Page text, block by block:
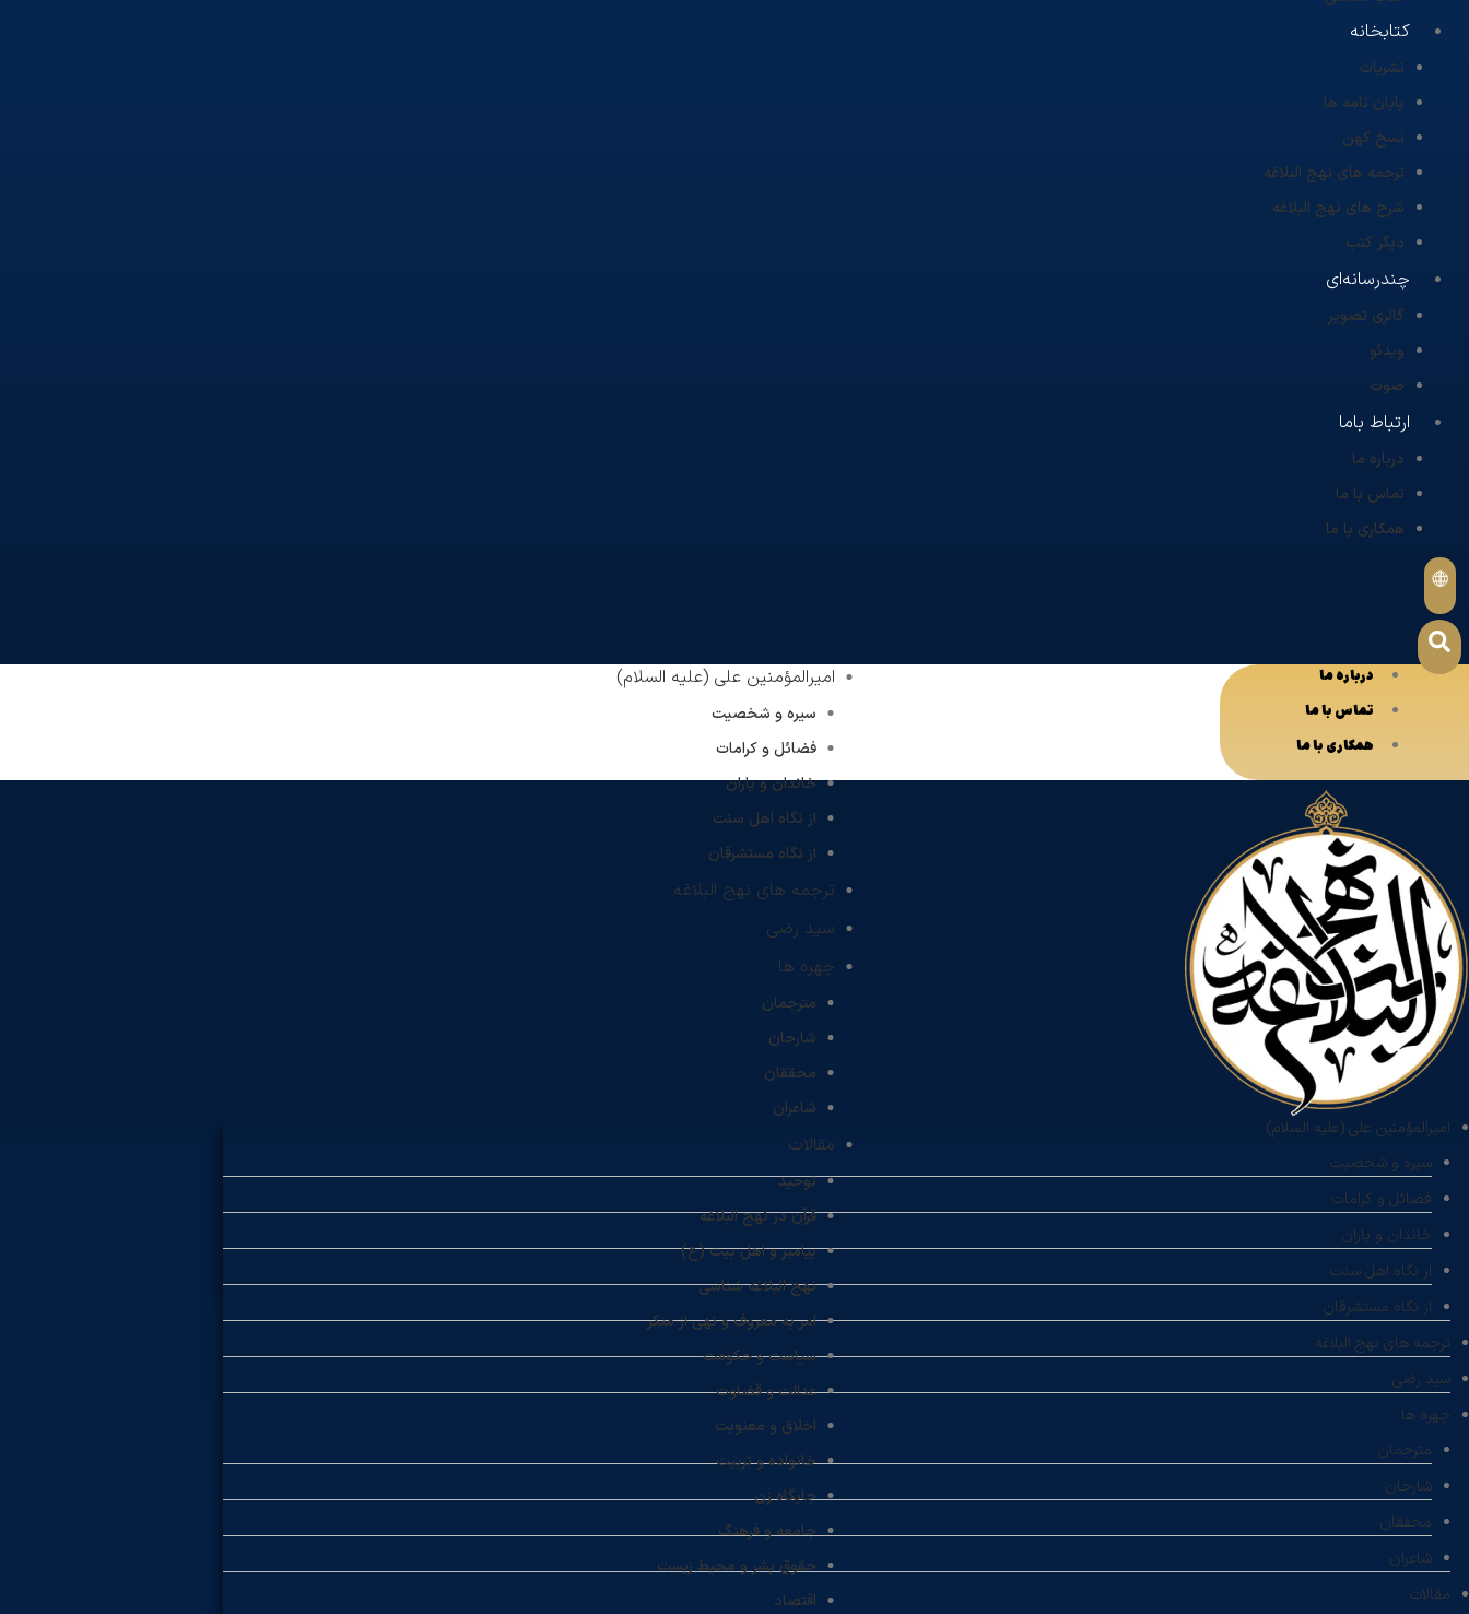
کتابخانه
نشریات
پایان نامه ها
نسخ کهن
ترجمه های نهج البلاغه
شرح های نهج البلاغه
دیگر کتب
چندرسانه‌ای
گالری تصویر
ویدئو
صوت
ارتباط باما
درباره ما
تماس با ما
همکاری با ما
امیرالمؤمنین علی (علیه السلام)
سیره و شخصیت
فضائل و کرامات
خاندان و یاران
از نگاه اهل سنت
از نگاه مستشرقان
ترجمه های نهج البلاغه
سید رضی
چهره ها
مترجمان
شارحان
محققان
شاعران
مقالات
توحید
قرآن در نهج البلاغه
پیامبر و اهل بیت (ع)
نهج البلاغه شناسی
امر به معروف و نهی از منکر
سیاست و حکومت
عدالت و قضاوت
اخلاق و معنویت
خانواده و تربیت
جایگاه زن
جامعه و فرهنگ
حقوق بشر و محیط زیست
اقتصاد
درباره ما
تماس با ما
همکاری با ما
امیرالمؤمنین علی (علیه السلام)
سیره و شخصیت
فضائل و کرامات
خاندان و یاران
از نگاه اهل سنت
از نگاه مستشرقان
ترجمه های نهج البلاغه
سید رضی
چهره ها
مترجمان
شارحان
محققان
شاعران
مقالات